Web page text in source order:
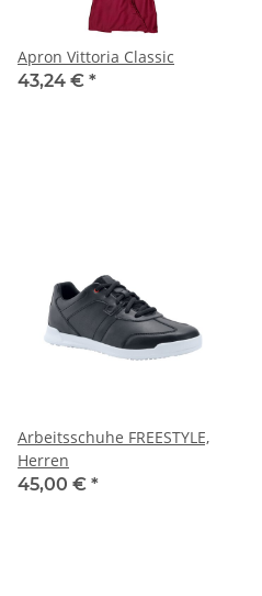
Apron Vittoria Classic
43,24 € *
Arbeitsschuhe FREESTYLE,
Herren
45,00 € *